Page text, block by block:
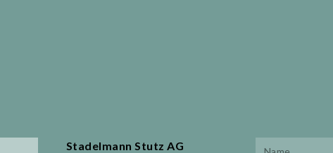
Stadelmann Stutz AG